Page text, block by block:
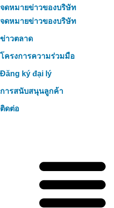
จดหมายข่าวของบริษัท
จดหมายข่าวของบริษัท
ข่าวตลาด
โครงการความร่วมมือ
Đăng ký đại lý
การสนับสนุนลูกค้า
ติดต่อ